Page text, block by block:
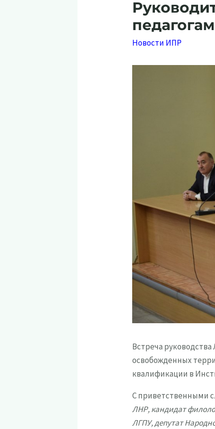
Новости ИПР
Встреча руководства
освобожденных
квалификации в
С приветственными
ЛНР, кандидат
ЛГПУ, депутат